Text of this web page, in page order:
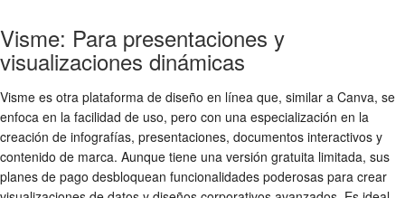
Visme: Para presentaciones y
visualizaciones dinámicas
Visme es otra plataforma de diseño en línea que, similar a Canva, se
enfoca en la facilidad de uso, pero con una especialización en la
creación de infografías, presentaciones, documentos interactivos y
contenido de marca. Aunque tiene una versión gratuita limitada, sus
planes de pago desbloquean funcionalidades poderosas para crear